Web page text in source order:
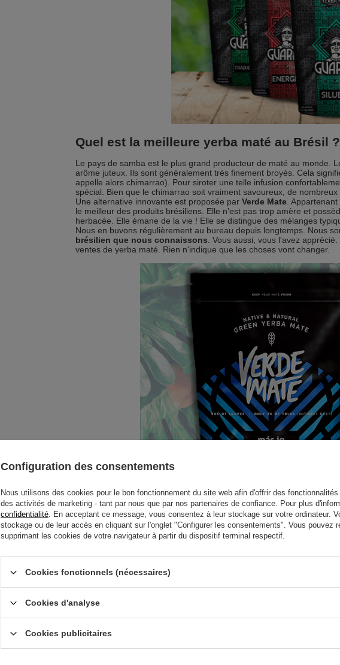
Quel est la meilleure yerba maté au Brésil ?
Le pays de samba est le plus grand producteur de maté au monde.
arôme juteux. Ils sont généralement très finement broyés. Cela
appelle alors chimarrao). Pour siroter une telle infusion
spécial. Bien que le chimarrao soit vraiment savoureux, de
Une alternative innovante est proposée par Verde Mate.
le meilleur des produits brésiliens. Elle n'est pas trop amère et
herbacée. Elle émane de la vie ! Elle se distingue des mélanges
Nous en buvons régulièrement au bureau depuis longtemps. Nous
brésilien que nous connaissons. Vous aussi, vous l'avez
ventes de yerba maté. Rien n'indique que les choses vont changer.
Alors, quelle estla meilleure yerba maté argentine
? Pour
houx. Un long vieillissement et un séchage à la fumée leur
reconnus, et le choix de la meilleure marque s'est avéré être un
Rosamonte
qui mérite le plus le titre de leader parmi les
fabricant d'acquérir une expérience précieuse. Grâce à cela, son
plusieurs formes. Donc :l'elaboradaclassique,la despalada,la
feuilles spécialement sélectionnées).
La meilleure yerba maté aromatisée
Configuration des consentements
Nous utilisons des cookies pour le bon fonctionnement du site web afin d'offrir des
des activités de marketing - tant par nous que par nos partenaires de confiance. Pour plus
confidentialité. En acceptant ce message, vous consentez à leur stockage sur votre ordinateur.
stockage ou de leur accès en cliquant sur l'onglet "Configurer les consentements". Vous pouvez
supprimant les cookies de votre navigateur à partir du dispositif terminal respectif.
Cookies fonctionnels (nécessaires)
Cookies d'analyse
Cookies publicitaires